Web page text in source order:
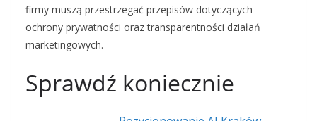
firmy muszą przestrzegać przepisów dotyczących
ochrony prywatności oraz transparentności działań
marketingowych.
Sprawdź koniecznie